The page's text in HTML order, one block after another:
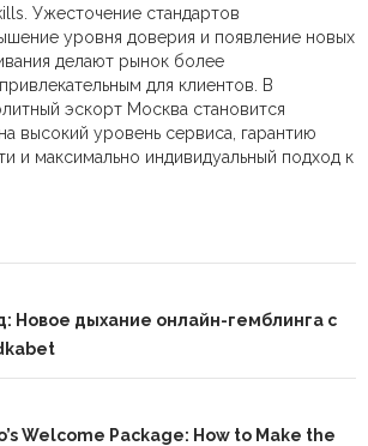
Ужесточение стандартов
уровня доверия и появление новых
делают рынок более
для клиентов. В
эскорт Москва становится
высокий уровень сервиса, гарантию
и максимально индивидуальный подход к
Новое дыхание онлайн-гемблинга с
Welcome Package: How to Make the